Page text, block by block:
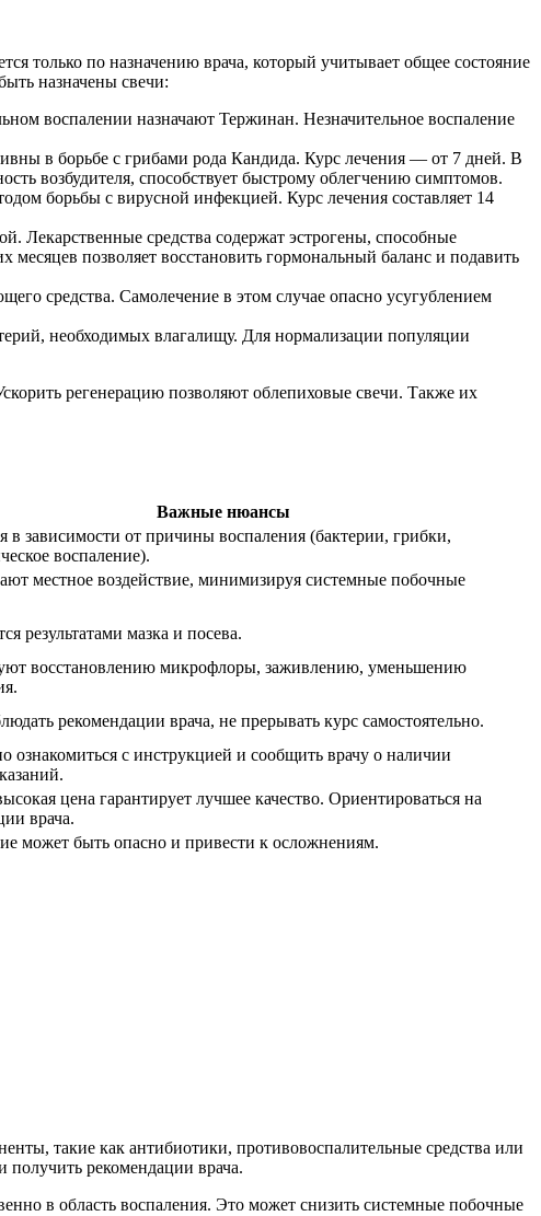
только по назначению врача, который учитывает общее состояние
назначены свечи:
воспалении назначают Тержинан. Незначительное воспаление
в борьбе с грибами рода Кандида. Курс лечения — от 7 дней. В
возбудителя, способствует быстрому облегчению симптомов.
борьбы с вирусной инфекцией. Курс лечения составляет 14
Лекарственные средства содержат эстрогены, способные
позволяет восстановить гормональный баланс и подавить
средства. Самолечение в этом случае опасно усугублением
необходимых влагалищу. Для нормализации популяции
регенерацию позволяют облепиховые свечи. Также их
Важные нюансы
в зависимости от причины воспаления (бактерии, грибки,
воспаление).
местное воздействие, минимизируя системные побочные
результатами мазка и посева.
восстановлению микрофлоры, заживлению, уменьшению
рекомендации врача, не прерывать курс самостоятельно.
ознакомиться с инструкцией и сообщить врачу о наличии
цена гарантирует лучшее качество. Ориентироваться на
врача.
может быть опасно и привести к осложнениям.
такие как антибиотики, противовоспалительные средства или
рекомендации врача.
в область воспаления. Это может снизить системные побочные